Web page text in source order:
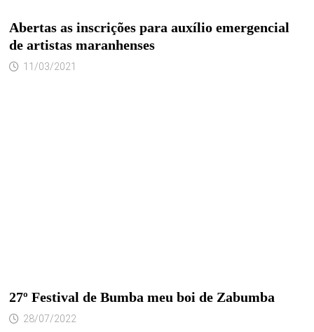
Abertas as inscrições para auxílio emergencial
de artistas maranhenses
11/03/2021
27º Festival de Bumba meu boi de Zabumba
28/07/2022